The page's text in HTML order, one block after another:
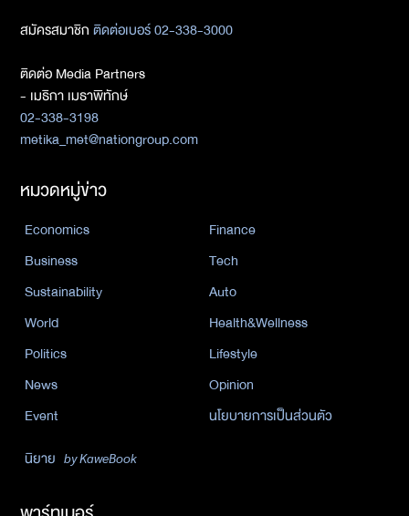
สมัครสมาชิกติดต่อเบอร์ 02-338-3000
ติดต่อ Media Partners
- เมธิกา เมธาพิทักษ์
02-338-3198
metika_met@nationgroup.com
หมวดหมู่ข่าว
Economics
Finance
Business
Tech
Sustainability
Auto
World
Health&Wellness
Politics
Lifestyle
News
Opinion
Event
นโยบายการเป็นส่วนตัว
นิยาย by KaweBook